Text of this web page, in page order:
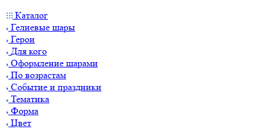
Каталог
Гелиевые шары
Герои
Для кого
Оформление шарами
По возрастам
Событие и праздники
Тематика
Форма
Цвет